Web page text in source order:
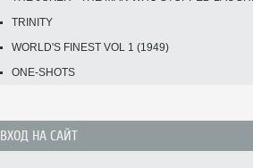
TRINITY
WORLD'S FINEST VOL 1 (1949)
ONE-SHOTS
ВХОД НА САЙТ